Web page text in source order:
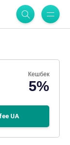
Кешбек
5%
UA